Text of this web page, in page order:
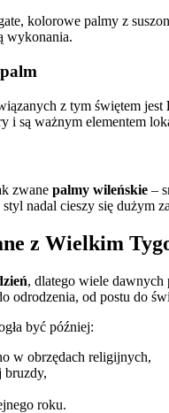
kolorowe palmy z
wykonania.
z tym świętem jest
i są ważnym elementem
zwane palmy wileńskie –
nadal cieszy się dużym
z Wielkim
, dlatego wiele dawnych
odrodzenia, od postu do
być później:
w obrzędach religijnych,
bruzdy,
roku.